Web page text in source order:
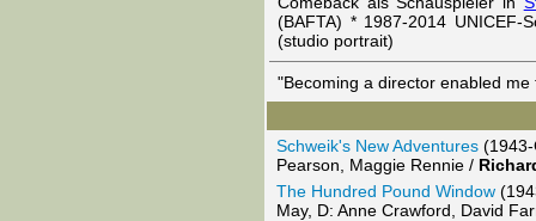
(BAFTA) * 1987-2014 UNICEF-
(studio portrait)
"Becoming a director enabled
Schweik's New Adventures
Pearson, Maggie Rennie /
The Hundred Pound Window
May, D: Anne Crawford, David